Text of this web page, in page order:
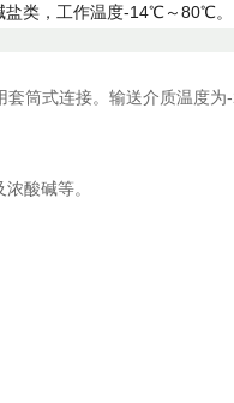
盐类，工作温度-14℃～80℃。
套筒式连接。输送介质温度
酸碱等。